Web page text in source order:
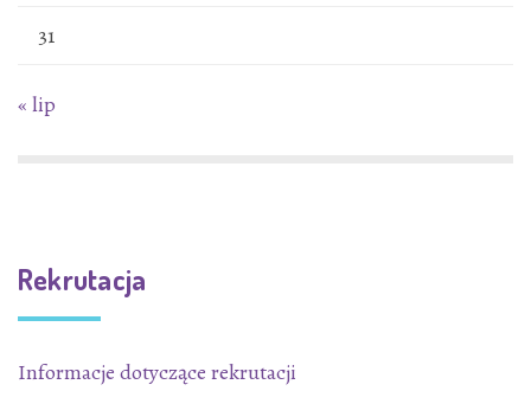
31
« lip
Rekrutacja
Informacje dotyczące rekrutacji